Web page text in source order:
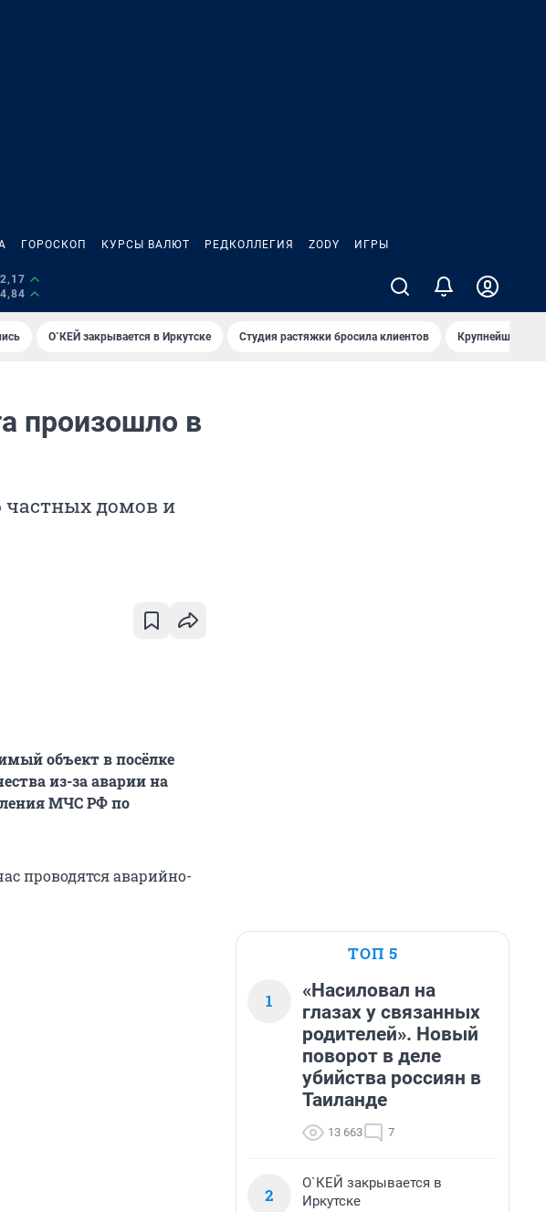
ГОРОСКОП КУРСЫ ВАЛЮТ РЕДКОЛЛЕГИЯ ZODY ИГРЫ
О`КЕЙ закрывается в Иркутске Студия растяжки бросила клиентов Крупнейшие
произошло в
частных домов и
объект в посёлке
из-за аварии на
МЧС РФ по
проводятся аварийно-
ТОП 5
1
«Насиловал на
глазах у связанных
родителей». Новый
поворот в деле
убийства россиян в
Таиланде
13 663 7
2
О`КЕЙ закрывается в
Иркутске